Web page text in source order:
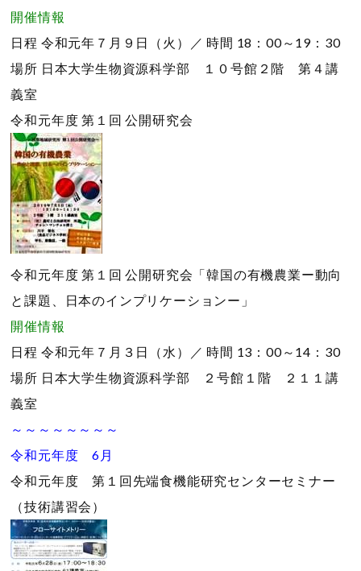
開催情報
日程 令和元年７月９日（火）／ 時間 18：00～19：30
場所 日本大学生物資源科学部 １０号館２階 第４講
義室
令和元年度 第１回 公開研究会
令和元年度 第１回 公開研究会「韓国の有機農業ー動向
と課題、日本のインプリケーションー」
開催情報
日程 令和元年７月３日（水）／ 時間 13：00～14：30
場所 日本大学生物資源科学部 ２号館１階 ２１１講
義室
～～～～～～～～
令和元年度 6月
令和元年度 第１回先端食機能研究センターセミナー
（技術講習会）